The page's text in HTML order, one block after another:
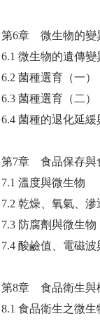
第6章 微生物的變
6.1 微生物的遺傳變
6.2 菌種選育（一）
6.3 菌種選育（二）
6.4 菌種的退化延緩
第7章 食品保存與
7.1 溫度與微生物
7.2 乾燥、氧氣、
7.3 防腐劑與微生物
7.4 酸鹼值、電磁
第8章 食品衛生與
8.1 食品衛生之微生